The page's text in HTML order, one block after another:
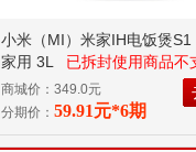
小米（MI）米家IH电饭煲S1
家用 3L
已拆封使用商品不
理由退换货！
商城价：349.0元
分期价： 59.91元*6期